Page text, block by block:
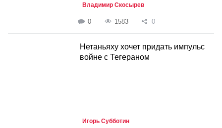
Владимир Скосырев
0 1583 0
Нетаньяху хочет придать импульс
войне с Тегераном
Игорь Субботин